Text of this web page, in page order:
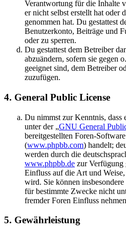
Verantwortung für die Inhalte
er nicht selbst erstellt hat oder
genommen hat. Du gestattest
Benutzerkonto, Beiträge und
oder zu sperren.
Du gestattest dem Betreiber
abzuändern, sofern sie gegen
geeignet sind, dem Betreiber
zuzufügen.
4. General Public License
Du nimmst zur Kenntnis, dass
unter der „GNU General
bereitgestellten Foren-
(www.phpbb.com) handelt;
werden durch die
www.phpbb.de zur Verfügung
Einfluss auf die Art und
wird. Sie können
für bestimmte Zwecke nicht
fremder Foren Einfluss
5. Gewährleistung